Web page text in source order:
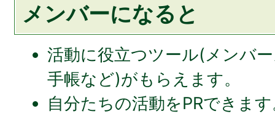
メンバーになると
活動に役立つツール(メンバ
手帳など)がもらえます。
自分たちの活動をPRできま